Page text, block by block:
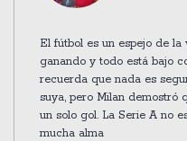
El fútbol es un espejo de la
ganando y todo está bajo
recuerda que nada es
suya, pero Milan demostró
un solo gol. La Serie A no
mucha alma